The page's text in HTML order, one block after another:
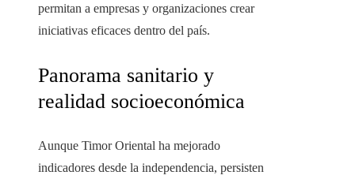
permitan a empresas y organizaciones crear
iniciativas eficaces dentro del país.
Panorama sanitario y
realidad socioeconómica
Aunque Timor Oriental ha mejorado
indicadores desde la independencia, persisten